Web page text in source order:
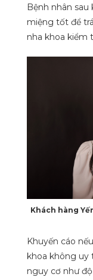
Bệnh nhân
miệng tốt để
nha khoa kiểm
Khách hàng
Khuyến cáo
khoa không uy
nguy cơ như